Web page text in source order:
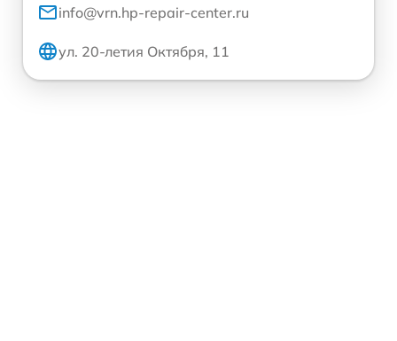
info@vrn.hp-repair-center.ru
ул. 20-летия Октября, 11